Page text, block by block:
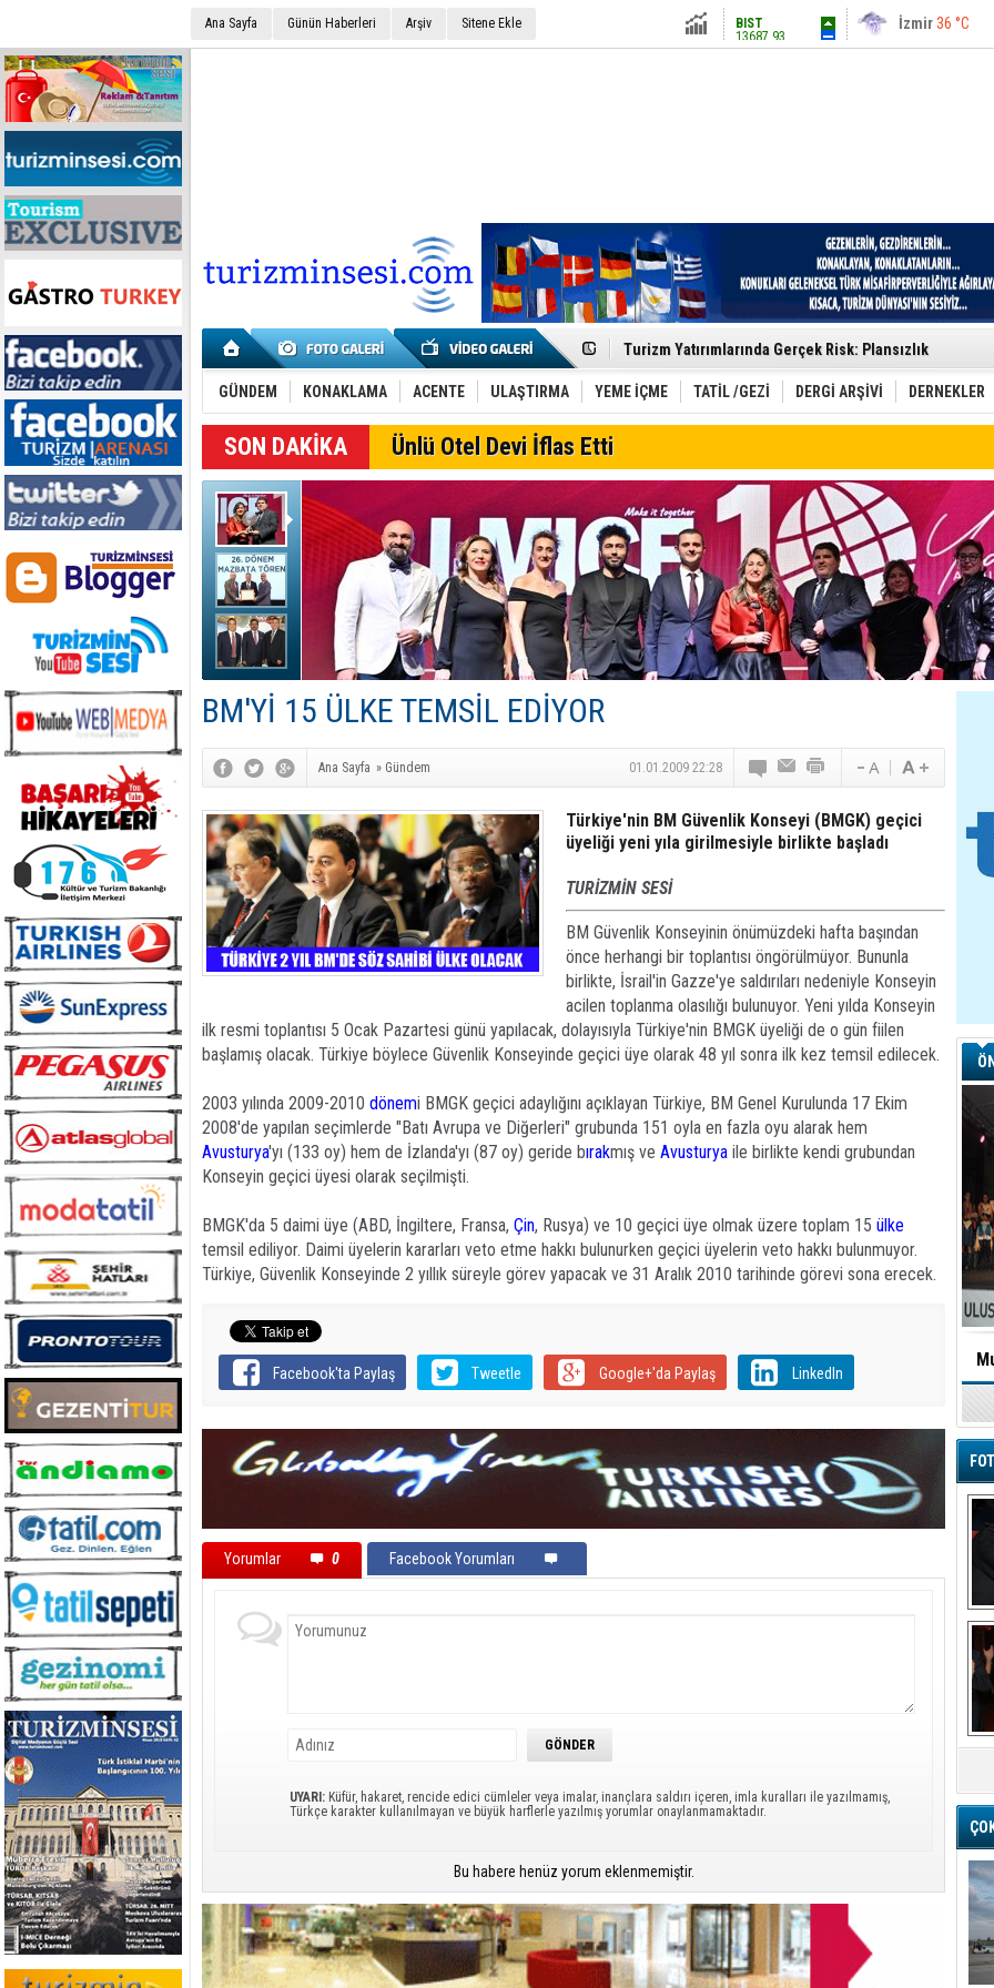
Ana Sayfa Günün Haberleri Arşiv Sitene Ekle
Altın6248.13 İstanbul 31 °C
Etkinlik sektörünün Çatı Kuruluşlardan İstanbul Zirvesi
Turizm Yatırımlarında Gerçek Risk: Plansızlık
Çelebi–THY İş Birliğiyle Kenya’da Güçleniyor
Global Yatırım Holding,%38 Artış: Net Kâr 46,5 Milyon
Yabancı Dijital Platformlara Ayrıcalık Yasası
Tatilsepeti’nden Villa Tatili Modeli
Jolly ile Mezopotamya’ya Yolculuk!
LÖSEV Yaz Okulu’nda Şifa ve Neşe
Turizm geliri ilk 6 ayda 25,7 milyar dolar oldu
Canovate’den Yeni Nesil Veri Merkezleri
Türk MICE Sektörüne Yeni Fırsatlar
TAV Havalimanları’ndan Yılın İlk Yarısında Rekor
SunExpress’ten Tatil Hamlesi
NG Grup, Domaniç’in Potansiyelini Vurguladı
GÜNDEM KONAKLAMA ACENTE ULAŞTIRMA YEME İÇME TATİL /GEZİ DERGİ ARŞİVİ DERNEKLER
SON DAKİKA Ünlü Otel Devi İflas Etti
BM'Yİ 15 ÜLKE TEMSİL EDİYOR
Ana Sayfa » Gündem 01.01.2009 22:28
Türkiye'nin BM Güvenlik Konseyi (BMGK) geçici
üyeliği yeni yıla girilmesiyle birlikte başladı
TURİZMİN SESİ
BM Güvenlik Konseyinin önümüzdeki hafta başından
önce herhangi bir toplantısı öngörülmüyor. Bununla
birlikte, İsrail'in Gazze'ye saldırıları nedeniyle Konseyin
acilen toplanma olasılığı bulunuyor. Yeni yılda Konseyin
ilk resmi toplantısı 5 Ocak Pazartesi günü yapılacak, dolayısıyla Türkiye'nin BMGK üyeliği de o gün fiilen
başlamış olacak. Türkiye böylece Güvenlik Konseyinde geçici üye olarak 48 yıl sonra ilk kez temsil edilecek.
2003 yılında 2009-2010 dönemi BMGK geçici adaylığını açıklayan Türkiye, BM Genel Kurulunda 17 Ekim
2008'de yapılan seçimlerde "Batı Avrupa ve Diğerleri" grubunda 151 oyla en fazla oyu alarak hem
Avusturya'yı (133 oy) hem de İzlanda'yı (87 oy) geride bırakmış ve Avusturya ile birlikte kendi grubundan
Konseyin geçici üyesi olarak seçilmişti.
BMGK'da 5 daimi üye (ABD, İngiltere, Fransa, Çin, Rusya) ve 10 geçici üye olmak üzere toplam 15 ülke
temsil ediliyor. Daimi üyelerin kararları veto etme hakkı bulunurken geçici üyelerin veto hakkı bulunmuyor.
Türkiye, Güvenlik Konseyinde 2 yıllık süreyle görev yapacak ve 31 Aralık 2010 tarihinde görevi sona erecek.
Facebook'ta Paylaş Tweetle Google+'da Paylaş LinkedIn
Yorumlar 0 Facebook Yorumları
UYARI: Küfür, hakaret, rencide edici cümleler veya imalar, inançlara saldırı içeren, imla kuralları ile yazılmamış,
Türkçe karakter kullanılmayan ve büyük harflerle yazılmış yorumlar onaylanmamaktadır.
Bu habere henüz yorum eklenmemiştir.